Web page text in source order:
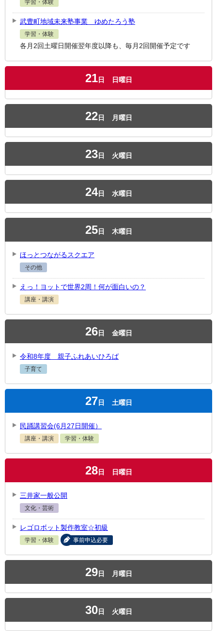
学習・体験
武豊町地域未来塾事業 ゆめたろう塾
学習・体験
各月2回土曜日開催翌年度以降も、毎月2回開催予定です
21日 日曜日
22日 月曜日
23日 火曜日
24日 水曜日
25日 木曜日
ほっとつながるスクエア
その他
えっ！ヨットで世界2周！何が面白いの？
講座・講演
26日 金曜日
令和8年度 親子ふれあいひろば
子育て
27 日 土曜日
民踊講習会(6月27日開催）
講座・講演 学習・体験
28日 日曜日
三井家一般公開
文化・芸術
レゴロボット製作教室☆初級
学習・体験 事前申込必要
29日 月曜日
30日 火曜日